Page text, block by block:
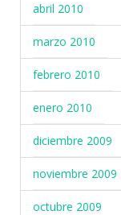
abril 2010
marzo 2010
febrero 2010
enero 2010
diciembre 2009
noviembre 2009
octubre 2009